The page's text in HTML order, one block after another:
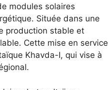
modules solaires
Située dans une
production stable et
Cette mise en service
Khavda-I, qui vise à